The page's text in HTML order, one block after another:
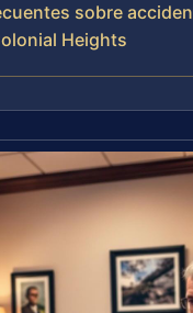
sobre
Heights